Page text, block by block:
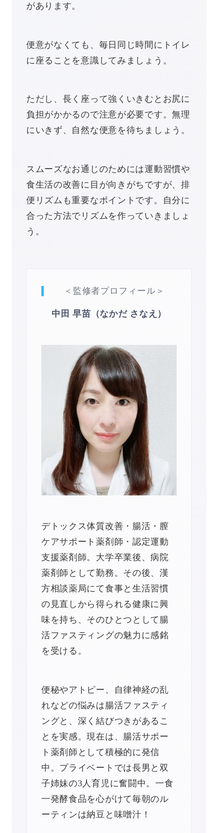
があります。
便意がなくても、毎日同じ時間にトイレ
に座ることを意識してみましょう。
ただし、長く座って強くいきむとお尻に
負担がかかるので注意が必要です。無理
にいきず、自然な便意を待ちましょう。
スムーズなお通じのためには運動習慣や
食生活の改善に目が向きがちですが、排
便リズムも重要なポイントです。自分に
合った方法でリズムを作っていきましょ
う。
＜監修者プロフィール＞
中田 早苗（なかだ さなえ）
デトックス体質改善・腸活・膣
ケアサポート薬剤師・認定運動
支援薬剤師。大学卒業後、病院
薬剤師として勤務。その後、漢
方相談薬局にて食事と生活習慣
の見直しから得られる健康に興
味を持ち、そのひとつとして腸
活ファスティングの魅力に感銘
を受ける。
便秘やアトピー、自律神経の乱
れなどの悩みは腸活ファスティ
ングと、深く結びつきがあるこ
とを実感。現在は、腸活サポー
ト薬剤師として積極的に発信
中。プライベートでは長男と双
子姉妹の3人育児に奮闘中。一食
一発酵食品を心がけて毎朝のル
ーティンは納豆と味噌汁！